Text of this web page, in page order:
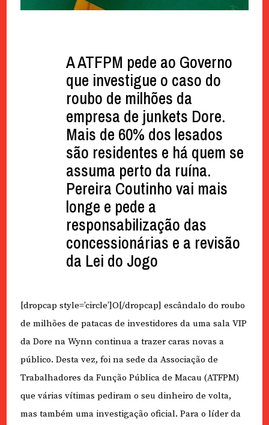
A ATFPM pede ao Governo
que investigue o caso do
roubo de milhões da
empresa de junkets Dore.
Mais de 60% dos lesados
são residentes e há quem se
assuma perto da ruína.
Pereira Coutinho vai mais
longe e pede a
responsabilização das
concessionárias e a revisão
da Lei do Jogo
[dropcap style=’circle’]O[/dropcap] escândalo do roubo
de milhões de patacas de investidores da uma sala VIP
da Dore na Wynn continua a trazer caras novas a
público. Desta vez, foi na sede da Associação de
Trabalhadores da Função Pública de Macau (ATFPM)
que várias vítimas pediram o seu dinheiro de volta,
mas também uma investigação oficial. Para o líder da